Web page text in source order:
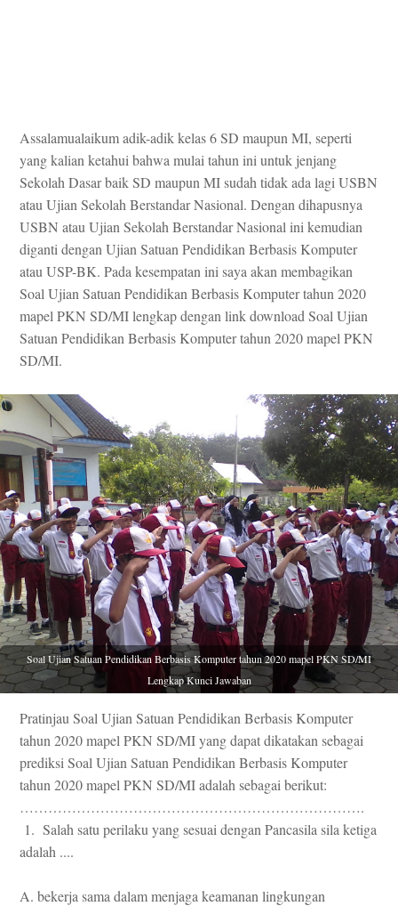
Assalamualaikum adik-adik kelas 6 SD maupun MI, seperti
yang kalian ketahui bahwa mulai tahun ini untuk jenjang
Sekolah Dasar baik SD maupun MI sudah tidak ada lagi USBN
atau Ujian Sekolah Berstandar Nasional. Dengan dihapusnya
USBN atau Ujian Sekolah Berstandar Nasional ini kemudian
diganti dengan Ujian Satuan Pendidikan Berbasis Komputer
atau USP-BK. Pada kesempatan ini saya akan membagikan
Soal Ujian Satuan Pendidikan Berbasis Komputer tahun 2020
mapel PKN SD/MI lengkap dengan link download Soal Ujian
Satuan Pendidikan Berbasis Komputer tahun 2020 mapel PKN
SD/MI.
Soal Ujian Satuan Pendidikan Berbasis Komputer tahun 2020 mapel PKN SD/MI
Lengkap Kunci Jawaban
Pratinjau Soal Ujian Satuan Pendidikan Berbasis Komputer
tahun 2020 mapel PKN SD/MI yang dapat dikatakan sebagai
prediksi Soal Ujian Satuan Pendidikan Berbasis Komputer
tahun 2020 mapel PKN SD/MI adalah sebagai berikut:
……………………………………………………………….
1. Salah satu perilaku yang sesuai dengan Pancasila sila ketiga
adalah ....
A. bekerja sama dalam menjaga keamanan lingkungan